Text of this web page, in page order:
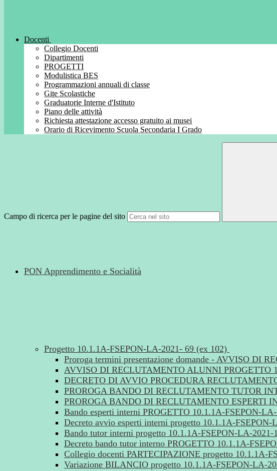
Docenti
Collegio Docenti
Dipartimenti
PROGETTI
Modulistica BES
Programmazioni annuali di classe
Gite Scolastiche
Graduatorie Interne d'Istituto
Piano delle attività
Richiesta attestazione accesso gratuito ai musei
Orario di Ricevimento Scuola Secondaria I Grado
Campo di ricerca per le pagine del sito
PON Apprendimento e Socialità
Progetto 10.1.1A-FSEPON-LA-2021- 69 (ex 102)
Proroga termini presentazione domande - AVVISO DI
AVVISO DI RECLUTAMENTO ALUNNI PROGETTO
DECRETO DI AVVIO PROCEDURA
PROROGA BANDO DI RECLUTAMENTO TUTOR
PROROGA BANDO DI RECLUTAMENTO ESPERTI
Bando esperti interni PROGETTO 10.1.1A-FSEPON-
Decreto avvio esperti interni progetto 10.1.1A-FSEPON-
Bando tutor interni progetto 10.1.1A-FSEPON-LA-2021-
Decreto bando tutor interno PROGETTO 10.1.1A-
Collegio docenti PARTECIPAZIONE progetto 10.1.1A-
Variazione BILANCIO progetto 10.1.1A-FSEPON-LA-